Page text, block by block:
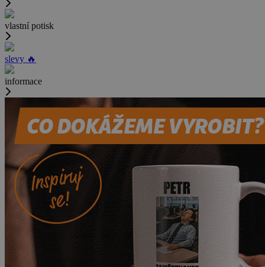
vlastní potisk
slevy 🔥
informace